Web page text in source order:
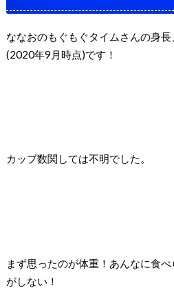
ななおのもぐもぐタイムさんの身
(2020年9月時点)です！
カップ数関しては不明でした。
まず思ったのが体重！あんなに食
がしない！